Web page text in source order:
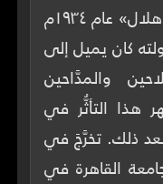
وُلِد «أحمد شوقي عبد الحكيم هلال» عام ١٩٣٤م
كان يميل إلى
والمدَّاحين
هذا التأثُّر في
ذلك. تخرَّجَ في
القاهرة في